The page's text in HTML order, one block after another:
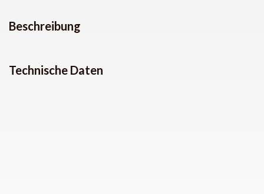
Beschreibung
Technische Daten